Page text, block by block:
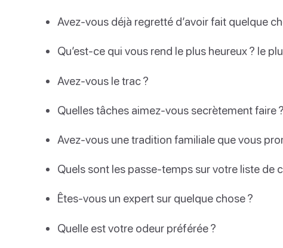
Avez-vous déjà regretté d’avoir fait quelque
Qu’est-ce qui vous rend le plus heureux ? le
Avez-vous le trac ?
Quelles tâches aimez-vous secrètement faire ?
Avez-vous une tradition familiale que vous
Quels sont les passe-temps sur votre liste de
Êtes-vous un expert sur quelque chose ?
Quelle est votre odeur préférée ?